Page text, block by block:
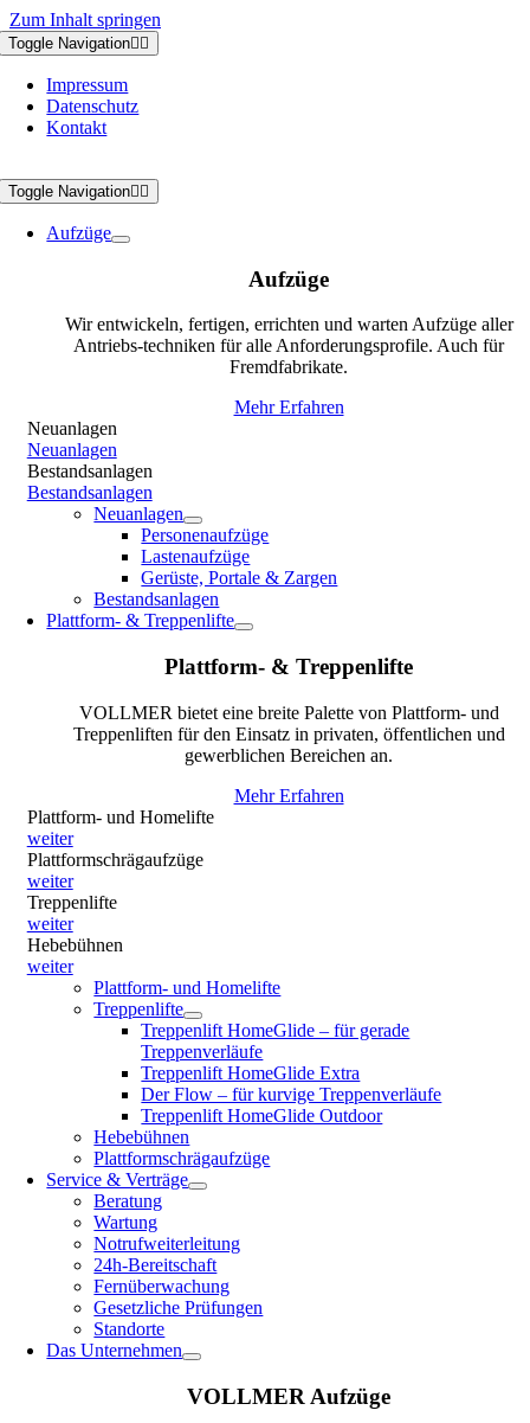
Zum Inhalt springen
Toggle Navigation
Impressum
Datenschutz
Kontakt
Toggle Navigation
Aufzüge
Aufzüge
Wir entwickeln, fertigen, errichten und warten Aufzüge aller
Antriebs-techniken für alle Anforderungsprofile. Auch für
Fremdfabrikate.
Mehr Erfahren
Neuanlagen
Neuanlagen
Bestandsanlagen
Bestandsanlagen
Neuanlagen
Personenaufzüge
Lastenaufzüge
Gerüste, Portale & Zargen
Bestandsanlagen
Plattform- & Treppenlifte
Plattform- & Treppenlifte
VOLLMER bietet eine breite Palette von Plattform- und
Treppenliften für den Einsatz in privaten, öffentlichen und
gewerblichen Bereichen an.
Mehr Erfahren
Plattform- und Homelifte
weiter
Plattformschrägaufzüge
weiter
Treppenlifte
weiter
Hebebühnen
weiter
Plattform- und Homelifte
Treppenlifte
Treppenlift HomeGlide – für gerade
Treppenverläufe
Treppenlift HomeGlide Extra
Der Flow – für kurvige Treppenverläufe
Treppenlift HomeGlide Outdoor
Hebebühnen
Plattformschrägaufzüge
Service & Verträge
Beratung
Wartung
Notrufweiterleitung
24h-Bereitschaft
Fernüberwachung
Gesetzliche Prüfungen
Standorte
Das Unternehmen
VOLLMER Aufzüge